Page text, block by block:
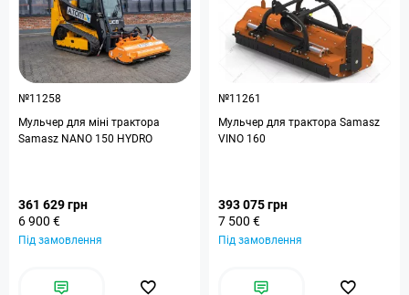
№11258
Мульчер для міні трактора
Samasz NANO 150 HYDRO
361 629 грн
6 900 €
Під замовлення
№11261
Мульчер для трактора Samasz
VINO 160
393 075 грн
7 500 €
Під замовлення